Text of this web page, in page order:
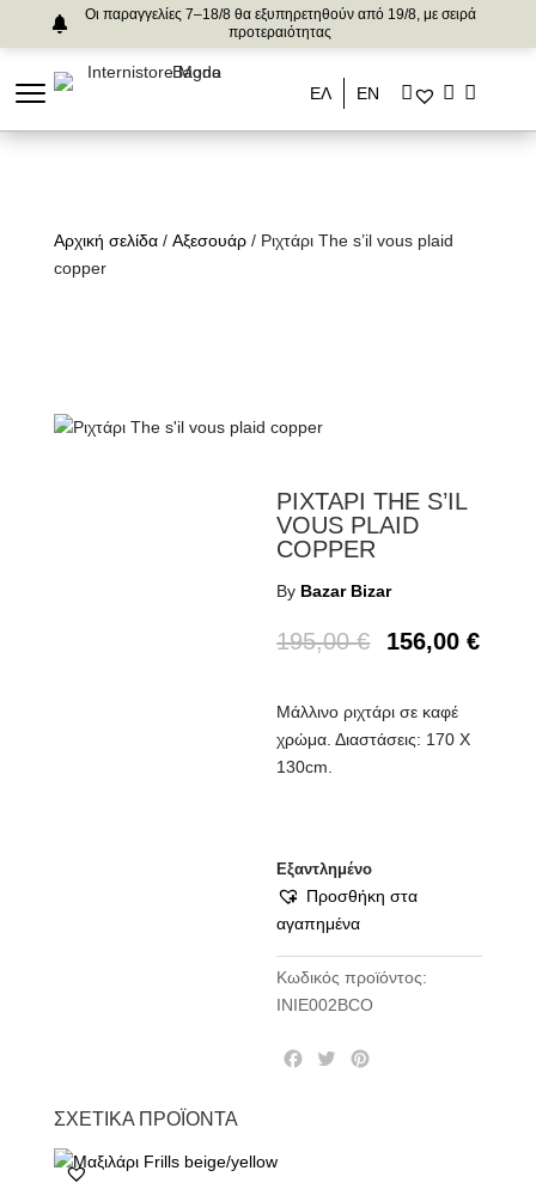
Οι παραγγελίες 7–18/8 θα εξυπηρετηθούν από 19/8, με σειρά
προτεραιότητας
ΕΛ ΕΝ
Αρχική σελίδα/ Αξεσουάρ/ Ριχτάρι The s’il vous plaid
copper
ΡΙΧΤΑΡΙ THE S’IL
VOUS PLAID
COPPER
By Bazar Bizar
195,00€ 156,00€
Μάλλινο ριχτάρι σε καφέ
χρώμα. Διαστάσεις: 170 Χ
130cm.
Εξαντλημένο
Προσθήκη στα
αγαπημένα
Κωδικός προϊόντος:
INIE002BCO
T
ΣΧΕΤΙΚΆ ΠΡΟΪΌΝΤΑ